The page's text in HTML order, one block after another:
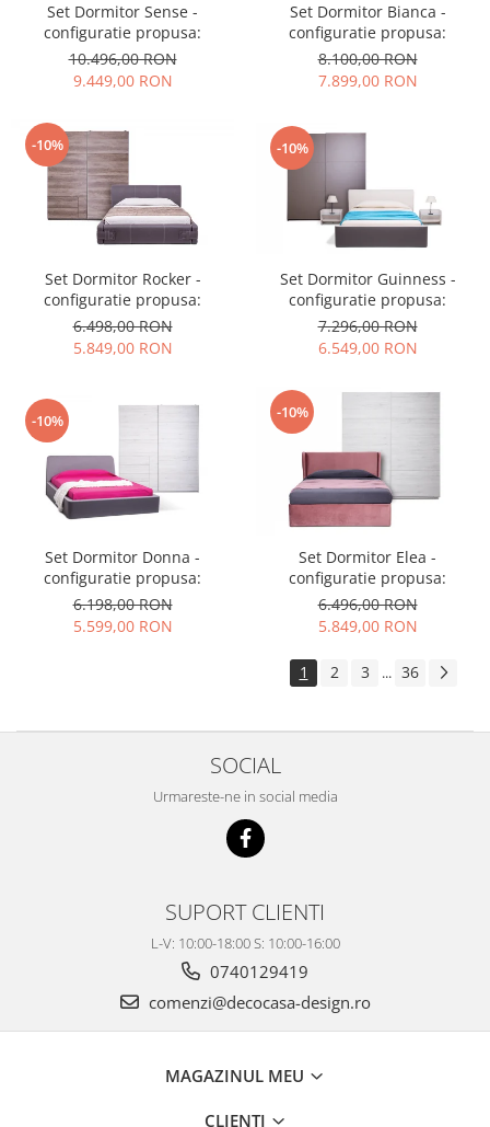
Set Dormitor Sense -
configuratie propusa:
10.496,00 RON
9.449,00 RON
Set Dormitor Bianca -
configuratie propusa:
8.100,00 RON
7.899,00 RON
-10%
Set Dormitor Rocker -
configuratie propusa:
6.498,00 RON
5.849,00 RON
-10%
Set Dormitor Guinness -
configuratie propusa:
7.296,00 RON
6.549,00 RON
-10%
Set Dormitor Donna -
configuratie propusa:
6.198,00 RON
5.599,00 RON
-10%
Set Dormitor Elea -
configuratie propusa:
6.496,00 RON
5.849,00 RON
1 2 3 ... 36
SOCIAL
Urmareste-ne in social media
SUPORT CLIENTI
L-V: 10:00-18:00 S: 10:00-16:00
0740129419
comenzi@decocasa-design.ro
MAGAZINUL MEU
CLIENTI